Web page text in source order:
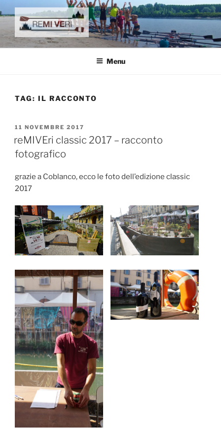
Salta
al
contenuto
reMIVEri
canottaggio e remoturismo
Menu
TAG: IL RACCONTO
PUBBLICATO
11 NOVEMBRE 2017
reMIVEri classic 2017 – racconto
fotografico
grazie a Coblanco, ecco le foto dell’edizione classic
2017